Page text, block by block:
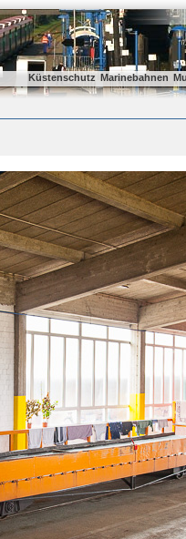
Küstenschutz Marinebahnen